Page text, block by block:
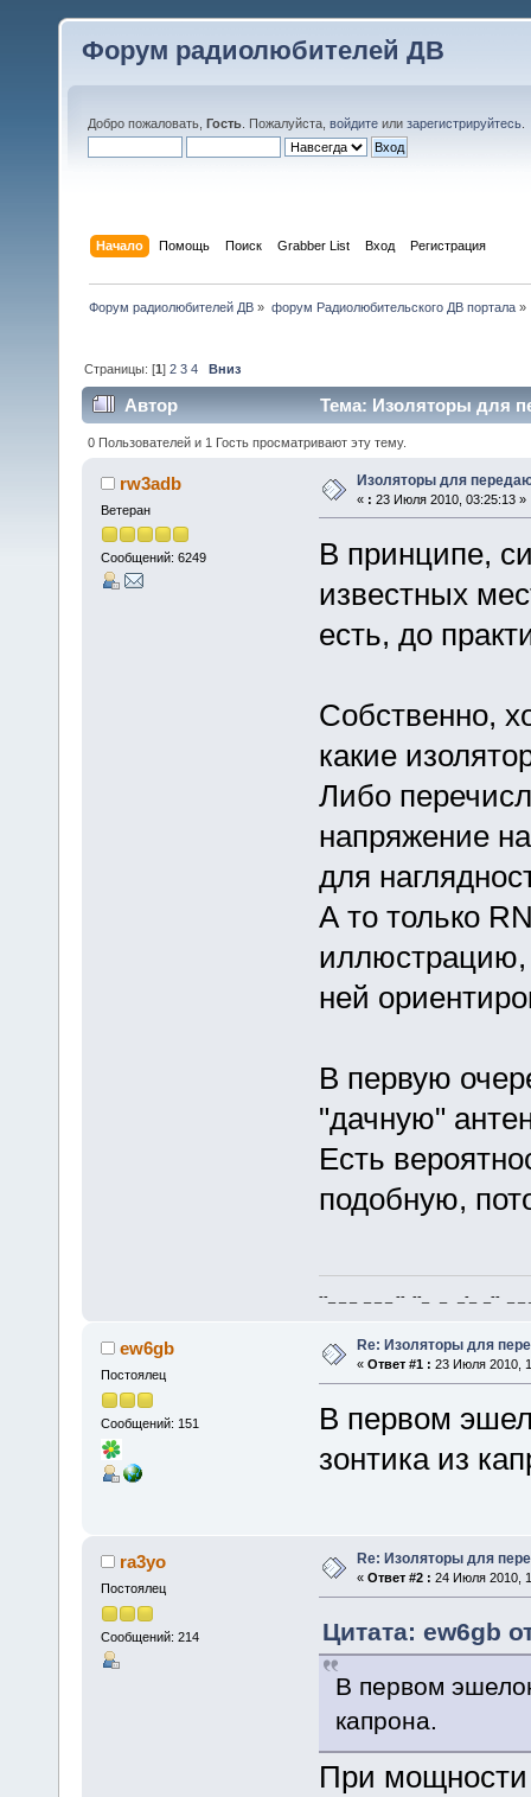
Форум радиолюбителей ДВ
Добро пожаловать, Гость . Пожалуйста, войдите или зарегистрируйтесь
Начало Помощь Поиск Grabber List Вход Регистрация
Форум радиолюбителей ДВ » форум Радиолюбительского ДВ портала»
Страницы: [1]2 3 4 Вниз
Автор Тема: Изоляторы для
0 Пользователей и 1 Гость просматривают эту тему.
rw3adb
Ветеран
Сообщений: 6249
Изоляторы для
« : 23 Июля 2010, 03:25:13 »
В принципе,
известных
есть, до
Собственно,
какие
Либо
напряжение
для
А то только
иллюстрацию,
ней
В первую
"дачную"
Есть
подобную,
--_ _ _ _ _ _ -- --_ _ _-_ _-- _ _
ew6gb
Постоялец
Сообщений: 151
Re: Изоляторы для
« Ответ #1 : 23 Июля 2010,
В первом
зонтика из
ra3yo
Постоялец
Сообщений: 214
Re: Изоляторы для
« Ответ #2 : 24 Июля 2010,
Цитата: ew6gb
В первом
капрона.
При мощности